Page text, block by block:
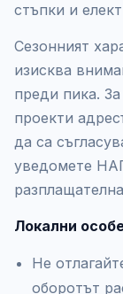
стъпки и
Сезонният
изисква
преди пика.
проекти
да са
уведомете
Локални
Не
оборотът